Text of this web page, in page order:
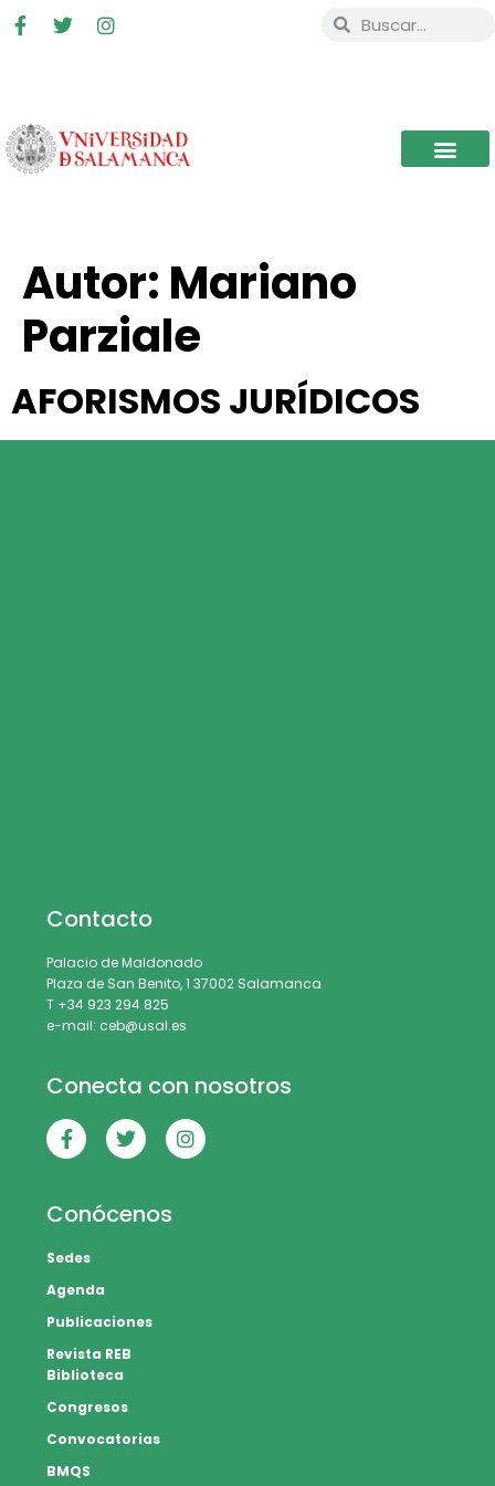
Autor: Mariano
Parziale
AFORISMOS JURÍDICOS
Contacto
Palacio de Maldonado
Plaza de San Benito, 1 37002 Salamanca
T +34 923 294 825
e-mail: ceb@usal.es
Conecta con nosotros
Conócenos
Sedes
Agenda
Publicaciones
Revista REB
Biblioteca
Congresos
Convocatorias
BMQS